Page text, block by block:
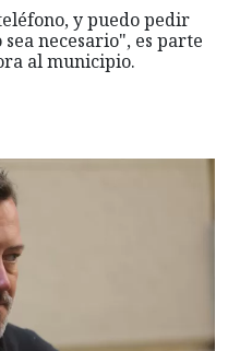
y puedo pedir
necesario", es parte
al municipio.